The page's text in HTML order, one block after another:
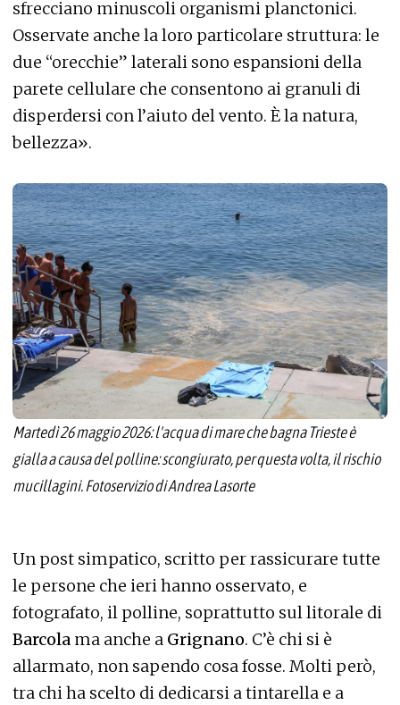
sfrecciano minuscoli organismi planctonici.
Osservate anche la loro particolare struttura: le
due “orecchie” laterali sono espansioni della
parete cellulare che consentono ai granuli di
disperdersi con l’aiuto del vento. È la natura,
bellezza».
Martedì 26 maggio 2026: l'acqua di mare che bagna Trieste è
gialla a causa del polline: scongiurato, per questa volta, il rischio
mucillagini. Fotoservizio di Andrea Lasorte
Un post simpatico, scritto per rassicurare tutte
le persone che ieri hanno osservato, e
fotografato, il polline, soprattutto sul litorale di
Barcola ma anche a Grignano. C’è chi si è
allarmato, non sapendo cosa fosse. Molti però,
tra chi ha scelto di dedicarsi a tintarella e a